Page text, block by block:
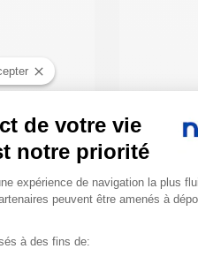
de votre vie
notre priorité
de Gestion du
expérience de navigation la plus
peuvent être amenés à
à des fins de: